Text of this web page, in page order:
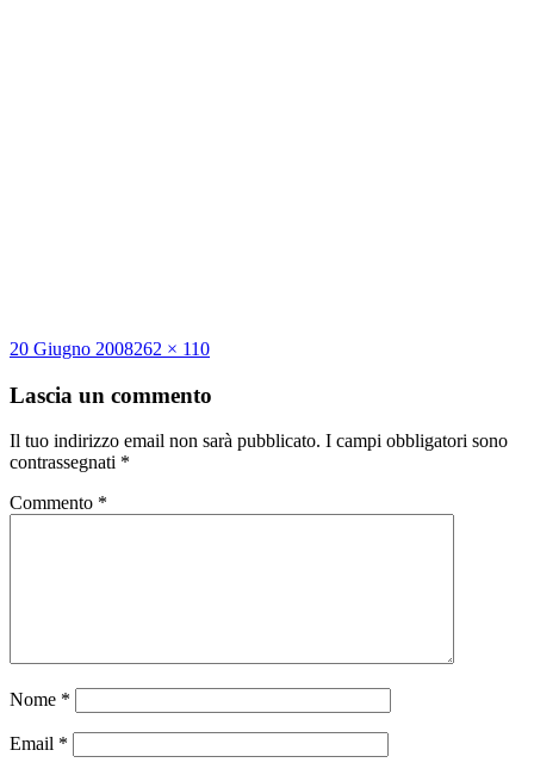
Scritto
20 Giugno 2008Dimensione
262 × 110
Lascia un commento
Il tuo indirizzo email non sarà pubblicato. I campi obbligatori sono
contrassegnati *
Commento *
Nome *
Email *